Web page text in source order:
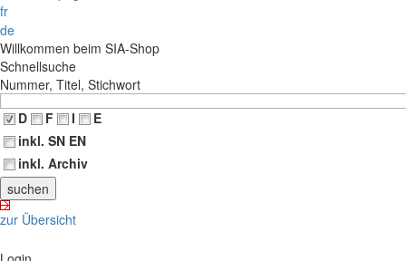
fr
de
Willkommen beim SIA-Shop
Schnellsuche
Nummer, Titel, Stichwort
D
F I
E
inkl. SN EN
inkl. Archiv
zur Übersicht